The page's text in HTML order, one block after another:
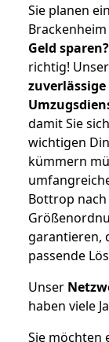
Sie planen
Geld sparen?
richtig!
zuverlässige
damit Sie
wichtigen
kümmern
Bottrop
garantieren,
passende
Unser
haben viele
Sie möchten